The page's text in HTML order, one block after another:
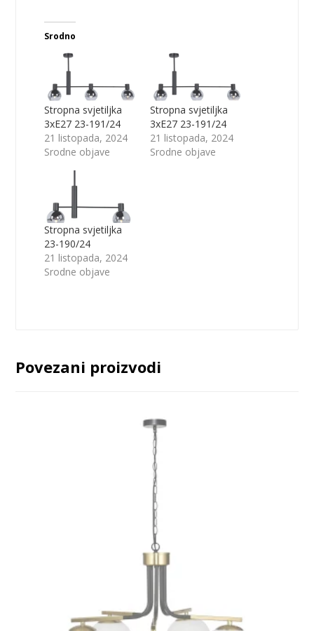
Srodno
Stropna svjetiljka
3xE27 23-191/24
21 listopada, 2024
Srodne objave
Stropna svjetiljka
3xE27 23-191/24
21 listopada, 2024
Srodne objave
Stropna svjetiljka
23-190/24
21 listopada, 2024
Srodne objave
Povezani proizvodi